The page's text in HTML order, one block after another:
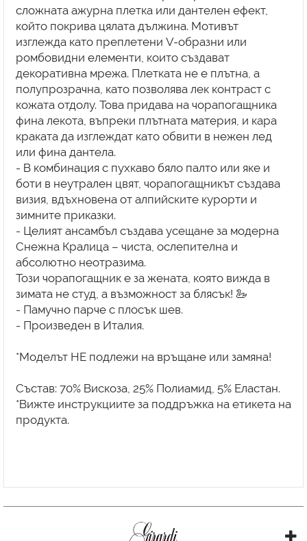
сложната ажурна плетка или дантелен ефект,
който покрива цялата дължина. Мотивът
изглежда като преплетени V-образни или
ромбовидни елементи, които създават
декоративна мрежа. Плетката не е плътна, а
полупрозрачна, като позволява лек контраст с
кожата отдолу. Това придава на чорапогащника
фина лекота, въпреки плътната материя, и кара
краката да изглеждат като обвити в нежен лед
или фина дантела.
- В комбинация с пухкаво бяло палто или яке и
боти в неутрален цвят, чорапогащникът създава
визия, вдъхновена от алпийските курорти и
зимните приказки.
- Целият ансамбъл създава усещане за модерна
Снежна Кралица – чиста, ослепителна и
абсолютно неотразима.
Този чорапогащник е за жената, която вижда в
зимата не студ, а възможност за блясък! 🦢
- Памучно парче с плосък шев.
- Произведен в Италия.
*Моделът НЕ подлежи на връщане или замяна!
Състав: 70% Вискоза, 25% Полиамид, 5% Еластан.
*Вижте инструкциите за поддръжка на етикета на
продукта.